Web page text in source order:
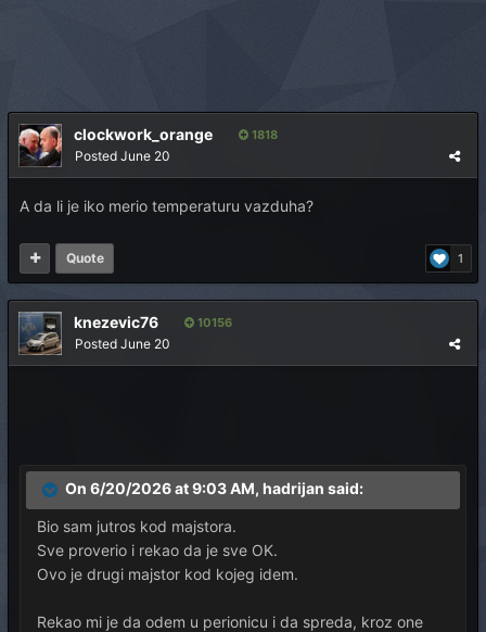
clockwork_orange 1818
Posted June 20
A da li je iko merio temperaturu vazduha?
1
Quote
knezevic76 10156
Posted June 20
On 6/20/2026 at 9:03 AM, hadrijan said:
Bio sam jutros kod majstora.
Sve proverio i rekao da je sve OK.
Ovo je drugi majstor kod kojeg idem.
Rekao mi je da odem u perionicu i da spreda, kroz one